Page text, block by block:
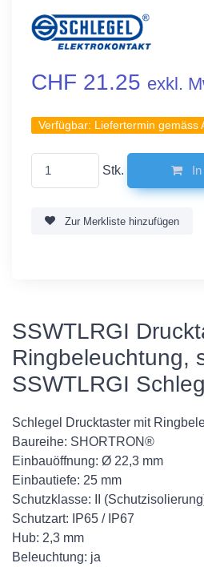
CHF 21.25 exkl.
Verfügbar: Liefertermin gemäss
Stk.
Zur Merkliste hinzufügen
SSWTLRGI
Ringbeleuchtung,
SSWTLRGI
Schlegel Drucktaster mit
Baureihe: SHORTRON®
Einbauöffnung: Ø 22,3 mm
Einbautiefe: 25 mm
Schutzklasse: II
Schutzart: IP65 / IP67
Hub: 2,3 mm
Beleuchtung: ja